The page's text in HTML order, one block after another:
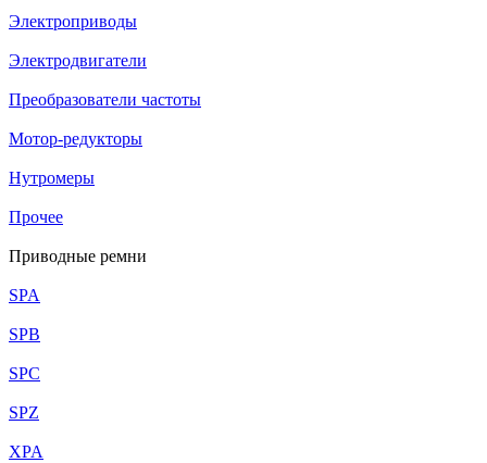
Электроприводы
Электродвигатели
Преобразователи частоты
Мотор-редукторы
Нутромеры
Прочее
Приводные ремни
SPA
SPB
SPC
SPZ
XPA